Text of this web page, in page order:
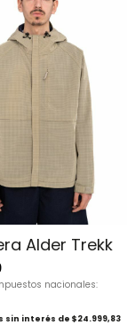
Alder Trekk
nacionales:
sin interés de $24.999,83